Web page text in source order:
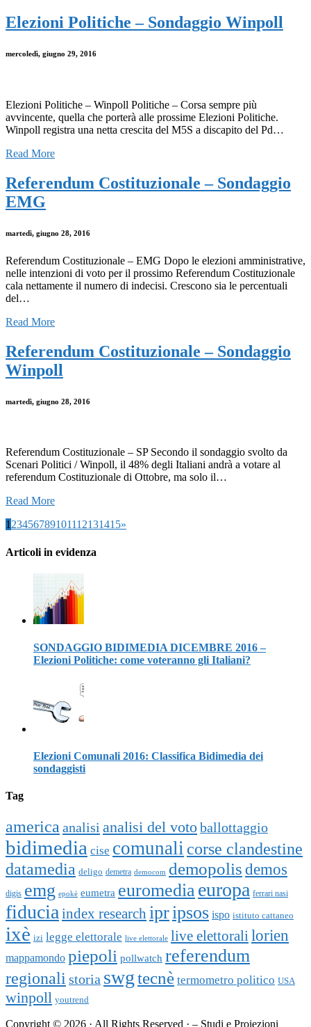
Elezioni Politiche – Sondaggio Winpoll
mercoledì, giugno 29, 2016
Elezioni Politiche – Winpoll Politiche – Corsa sempre più
avvincente, quella che porterà alle prossime Elezioni Politiche.
Winpoll registra una netta crescita del M5S a discapito del Pd…
Read More
Referendum Costituzionale – Sondaggio
EMG
martedì, giugno 28, 2016
Referendum Costituzionale – EMG Dopo le elezioni amministrative,
nelle intenzioni di voto per il prossimo Referendum Costituzionale
cala nettamente il numero di indecisi. Crescono sia le percentuali
del…
Read More
Referendum Costituzionale – Sondaggio
Winpoll
martedì, giugno 28, 2016
Referendum Costituzionale – SP Secondo il sondaggio svolto da
Scenari Politici / Winpoll, il 48% degli Italiani andrà a votare al
referendum Costituzionale di Ottobre, ma solo il…
Read More
123456789101112131415»
Articoli in evidenza
SONDAGGIO BIDIMEDIA DICEMBRE 2016 –
Elezioni Politiche: come voteranno gli Italiani?
Elezioni Comunali 2016: Classifica Bidimedia dei
sondaggisti
Tag
america analisi analisi del votoballottaggio
bidimedia cise comunali corse clandestine
datamedia deligo demetra democom demopolisdemos
digis emg epokè eumetra euromediaeuropa ferrari nasi
fiduciaindex researchipripsos ispo istituto cattaneo
ixè izi legge elettorale live elettorale live elettorali lorien
mappamondo piepoli pollwatch referendum
regionalistoria swgtecnè termometro politico USA
winpoll youtrend
Copyright © 2026 · All Rights Reserved · – Studi e Proiezioni